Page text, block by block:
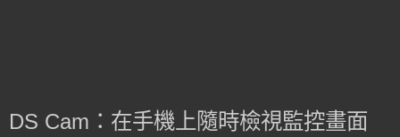
DS Cam：在手機上隨時檢視監控畫面